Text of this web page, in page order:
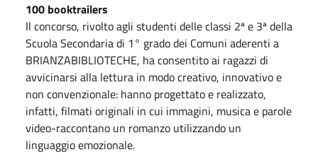
100 booktrailers
Il concorso, rivolto agli studenti delle classi 2ª e 3ª della
Scuola Secondaria di 1° grado dei Comuni aderenti a
BRIANZABIBLIOTECHE, ha consentito ai ragazzi di
avvicinarsi alla lettura in modo creativo, innovativo e
non convenzionale: hanno progettato e realizzato,
infatti, filmati originali in cui immagini, musica e parole
video-raccontano un romanzo utilizzando un
linguaggio emozionale.